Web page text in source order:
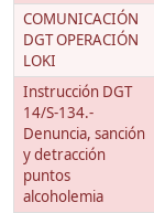
COMUNICACIÓN
DGT OPERACIÓN
LOKI
Instrucción DGT
14/S-134.-
Denuncia, sanción
y detracción
puntos
alcoholemia